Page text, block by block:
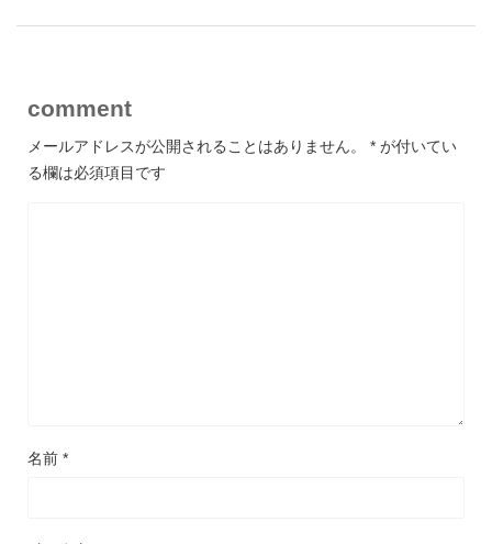
comment
メールアドレスが公開されることはありません。 * が付いてい
る欄は必須項目です
名前 *